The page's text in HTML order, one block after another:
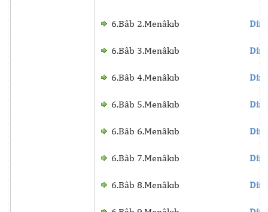
6.Bâb 2.Menâkıb
6.Bâb 3.Menâkıb
6.Bâb 4.Menâkıb
6.Bâb 5.Menâkıb
6.Bâb 6.Menâkıb
6.Bâb 7.Menâkıb
6.Bâb 8.Menâkıb